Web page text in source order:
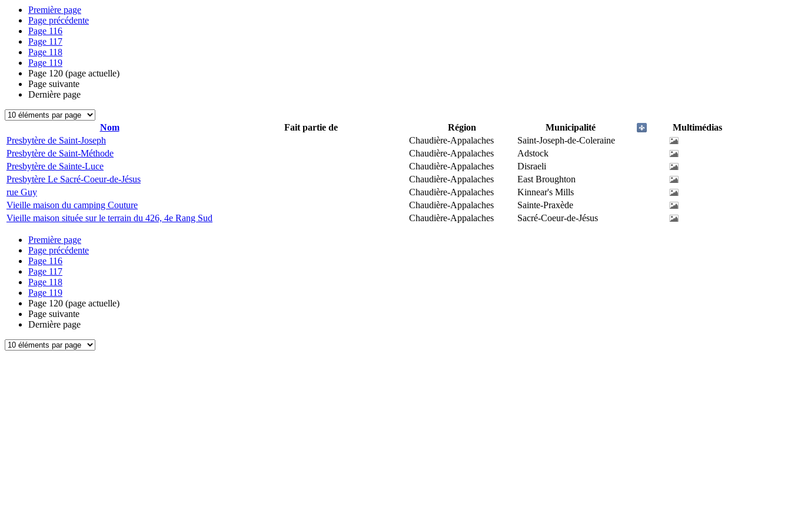
Première page
Page précédente
Page 116
Page 117
Page 118
Page 119
Page 120 (page actuelle)
Page suivante
Dernière page
Nom Fait partie de Région Municipalité
Multimédias
Presbytère de Saint-Joseph
Chaudière-Appalaches
Saint-Joseph-de-Coleraine
Presbytère de Saint-Méthode
Chaudière-Appalaches
Adstock
Presbytère de Sainte-Luce
Chaudière-Appalaches
Disraeli
Presbytère Le Sacré-Coeur-de-Jésus
Chaudière-Appalaches
East Broughton
rue Guy
Chaudière-Appalaches
Kinnear's Mills
Vieille maison du camping Couture
Chaudière-Appalaches
Sainte-Praxède
Vieille maison située sur le terrain du 426, 4e Rang Sud
Chaudière-Appalaches Sacré-Coeur-de-Jésus
Première page
Page précédente
Page 116
Page 117
Page 118
Page 119
Page 120 (page actuelle)
Page suivante
Dernière page